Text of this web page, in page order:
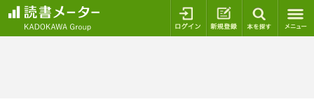
ログイン 新規登録